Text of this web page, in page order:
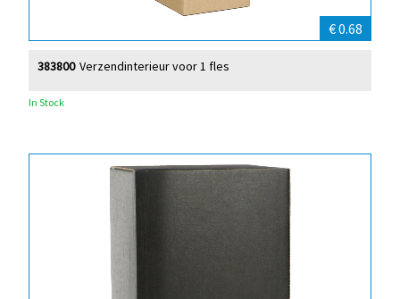
€ 0.68
Verzendinterieur voor 1 fles
383800
In Stock